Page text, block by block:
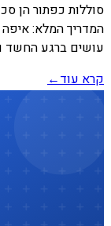
סוללות כפתור הן
המדריך המלא:
עושים ברגע החשד
קרא עוד←